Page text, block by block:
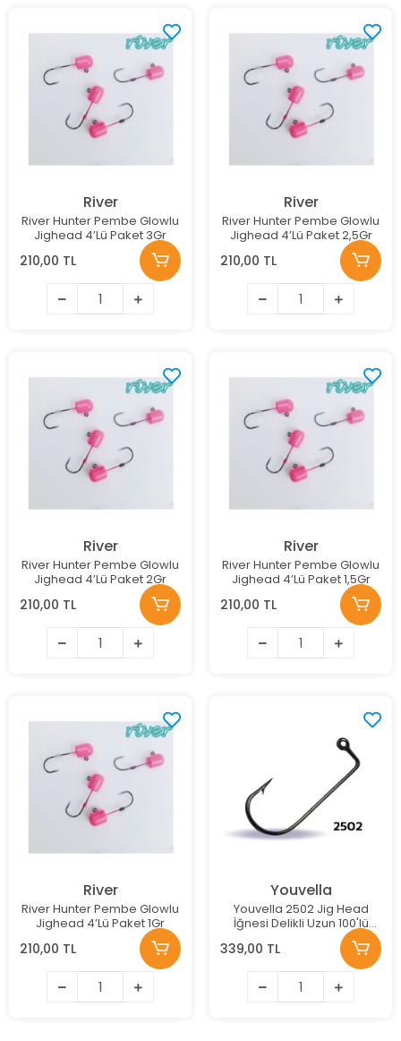
River
River Hunter Pembe Glowlu
Jighead 4’Lü Paket 3Gr
210,00 TL
River
River Hunter Pembe Glowlu
Jighead 4’Lü Paket 2,5Gr
210,00 TL
River
River Hunter Pembe Glowlu
Jighead 4’Lü Paket 2Gr
210,00 TL
River
River Hunter Pembe Glowlu
Jighead 4’Lü Paket 1,5Gr
210,00 TL
River
River Hunter Pembe Glowlu
Jighead 4’Lü Paket 1Gr
210,00 TL
Youvella
Youvella 2502 Jig Head
İğnesi Delikli Uzun 100'lü
Black Nikel NO:3/0
339,00 TL